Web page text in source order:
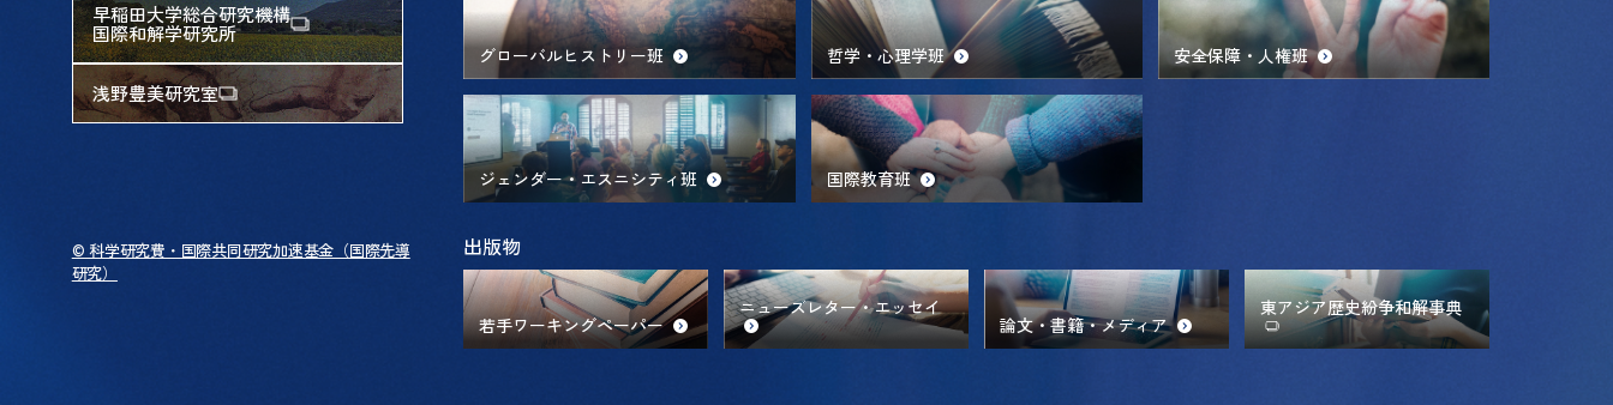
早稲田大学総合研究機構
国際和解学研究所
浅野豊美研究室
© 科学研究費・国際共同研究加速基金（国際先導
研究）
グローバルヒストリー班 哲学・心理学班 安全保障・人権班
ジェンダー・エスニシティ班 国際教育班
出版物
若手ワーキングペーパー
ニューズレター・エッセイ
論文・書籍・メディア
東アジア歴史紛争和解事典